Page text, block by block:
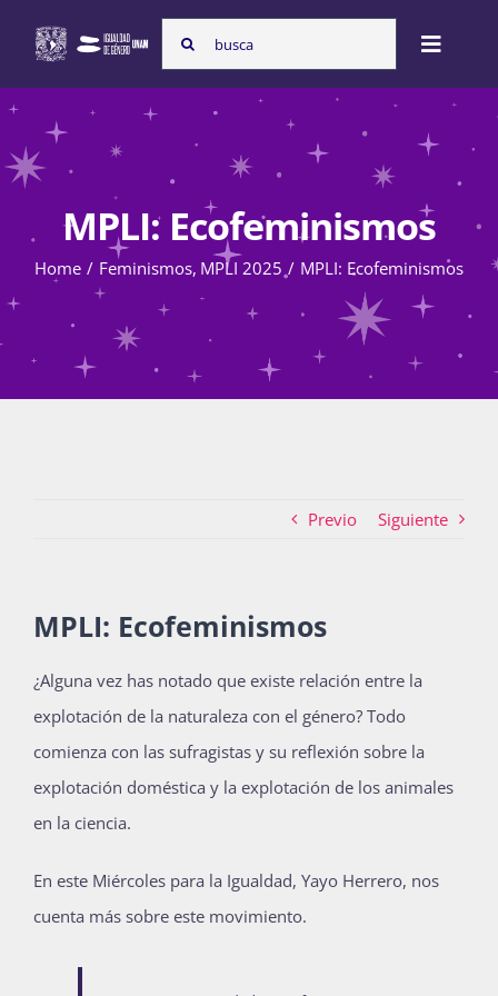
content
Search
for:
Toggle
Nosotras
Programas
Atención de la violencia de género
La Boletina
Blog
MPLI: Ecofeminismos
Home Feminismos MPLI 2025 MPLI: Ecofeminismos
Previo Siguiente
MPLI: Ecofeminismos
¿Alguna vez has notado que existe relación entre la
explotación de la naturaleza con el género? Todo
comienza con las sufragistas y su reflexión sobre la
explotación doméstica y la explotación de los animales
en la ciencia.
En este Miércoles para la Igualdad, Yayo Herrero, nos
cuenta más sobre este movimiento.